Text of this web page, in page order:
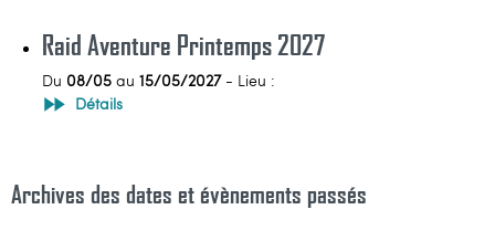
Raid Aventure Printemps 2027
Du 08/05 au 15/05/2027- Lieu :
Détails
Archives des dates et évènements passés